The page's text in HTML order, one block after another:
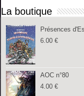
La boutique
Présences
6.00€
AOC n°80
4.00€